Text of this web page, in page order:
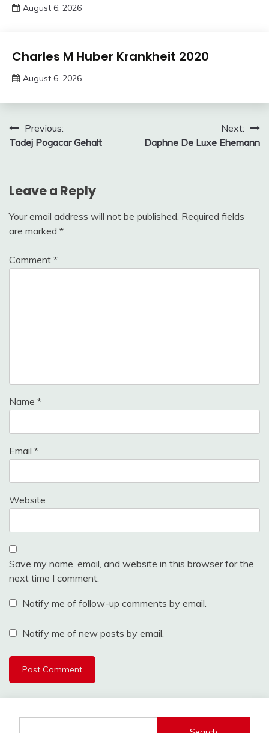
August 6, 2026
Trends
Charles M Huber Krankheit 2020
August 6, 2026
Meme
Post
navigation
Previous:
Tadej Pogacar Gehalt
Next:
Daphne De Luxe Ehemann
Leave a Reply
Your email address will not be published. Required fields
are marked *
Comment *
Name *
Email *
Website
Save my name, email, and website in this browser for the
next time I comment.
Notify me of follow-up comments by email.
Notify me of new posts by email.